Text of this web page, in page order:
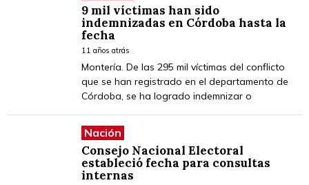
9 mil víctimas han sido
indemnizadas en Córdoba hasta la
fecha
11 años atrás
Montería. De las 295 mil víctimas del conflicto
que se han registrado en el departamento de
Córdoba, se ha logrado indemnizar o
Nación
Consejo Nacional Electoral
estableció fecha para consultas
internas